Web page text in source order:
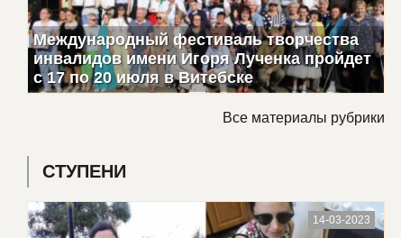
Международный фестиваль творчества
инвалидов имени Игоря Лученка пройдет
с 17 по 20 июля в Витебске
Все материалы рубрики
СТУПЕНИ
14-03-2023